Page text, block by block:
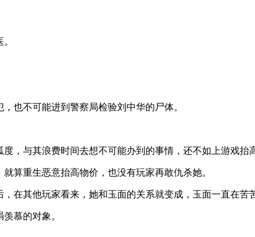
也不可能进到警察局检验刘中华的尸体。
，与其浪费时间去想不可能办到的事情，还不如上游戏抬
算重生恶意抬高物价，也没有玩家再敢仇杀她。
在其他玩家看来，她和玉面的关系就变成，玉面一直在苦
慕的对象。